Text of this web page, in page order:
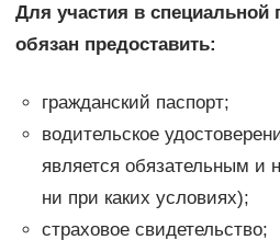
Для участия в специальной
обязан предоставить:
гражданский паспорт;
водительское
является обязательным и
ни при каких условиях);
страховое свидетельство;